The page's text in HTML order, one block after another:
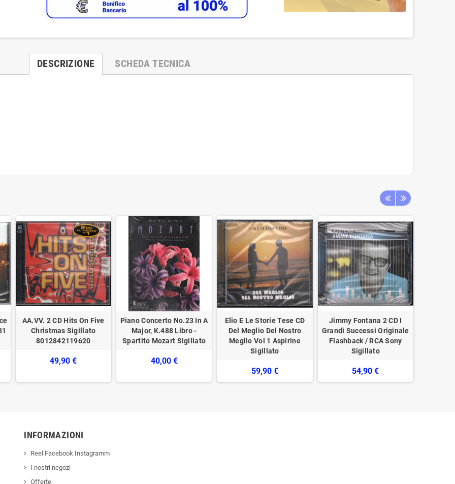
DESCRIZIONE SCHEDA TECNICA
AA.VV. 2 CD Hits On Five
Christmas Sigillato
8012842119620
49,90 €
Piano Concerto No.23 In A
Major, K.488 Libro -
Spartito Mozart Sigillato
40,00 €
Elio E Le Storie Tese CD
Del Meglio Del Nostro
Meglio Vol 1 Aspirine
Sigillato
59,90 €
Jimmy Fontana 2 CD I
Grandi Successi Originale
Flashback / RCA Sony
Sigillato
54,90 €
INFORMAZIONI
Reel Facebook Instagramm
I nostri negozi
Offerte